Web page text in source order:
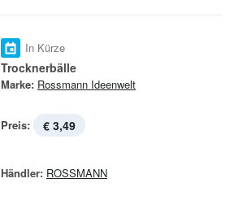
In Kürze
Trocknerbälle
Marke: Rossmann Ideenwelt
Preis: € 3,49
Händler: ROSSMANN